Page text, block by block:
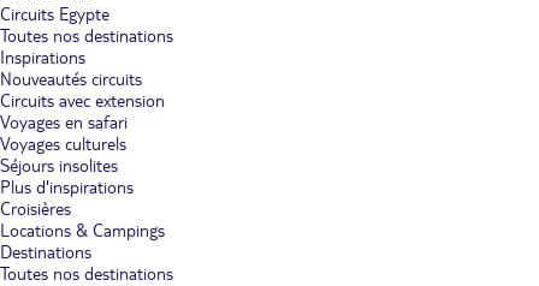
Circuits Egypte
Toutes nos destinations
Inspirations
Nouveautés circuits
Circuits avec extension
Voyages en safari
Voyages culturels
Séjours insolites
Plus d'inspirations
Croisières
Locations & Campings
Destinations
Toutes nos destinations